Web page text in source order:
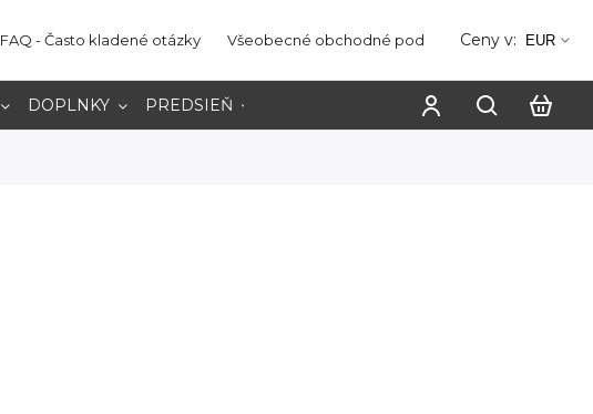
FAQ - Často kladené otázky Všeobecné obchodné podmienky Ochrana
Ceny v: EUR
DOPLNKY PREDSIEŇ